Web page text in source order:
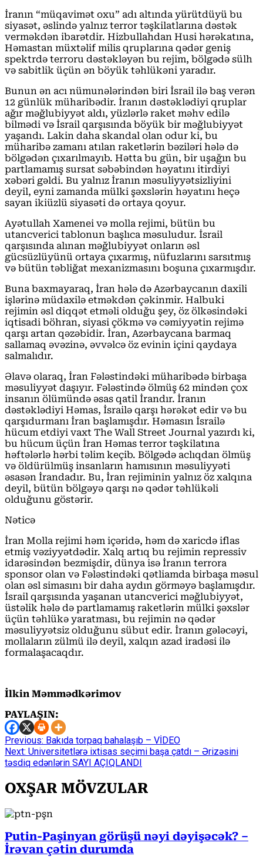
İranın “müqavimət oxu” adı altında yürüt­düyü bu
siyasət, əslində yalnız terror təşkilatlarına dəstək
verməkdən ibarətdir. Hizbullahdan Husi hərəkatına,
Həmastan müxtəlif milis qruplarına qədər geniş
spektrdə terroru dəstəkləyən bu rejim, bölgədə sülh
və sabitlik üçün ən böyük təhlükəni yaradır.
Bunun ən acı nümunələrindən biri İsrail ilə baş verən
12 günlük müharibədir. İranın dəstəklədiyi qruplar
ağır məğlubiyyət aldı, yüzlərlə raket məhv edilə
bilmədi və İsrail qarşısında böyük bir məğlubiyyət
yaşandı. Lakin daha skandal olan odur ki, bu
müharibə zamanı atılan raketlərin bəziləri hələ də
bölgədən çıxarılmayıb. Hətta bu gün, bir uşağın bu
partlamamış sursat səbəbindən həyatını itirdiyi
xəbəri gəldi. Bu yalnız İranın məsuliyyətsizliyini
deyil, eyni zamanda mülki şəxslərin həyatını heçə
sayan ikiüzlü siyasəti də ortaya qoyur.
Ayətullah Xamenei və molla rejimi, bütün bu
utancverici tablo­nun başlıca məsuludur. İsrail
qarşısında alınan məğlubiyyət onların əsl
gücsüzlüyünü ortaya çıxarmış, nüfuzlarını sarsıtmış
və bütün təbliğat mexanizmasını boşuna çıxarmışdır.
Buna baxmayaraq, İran hələ də Azərbaycanın daxili
işlərinə müdaxilə etməkdən çəkinmir. Halbuki
rejimin əsl diqqət etməli olduğu şey, öz ölkəsindəki
iqtisadi böhran, siyasi çökmə və cəmiyyətin rejimə
qarşı artan qəzəbidir. İran, Azərbaycana barmaq
sallamaq əvəzinə, əvvəlcə öz evinin içini qaydaya
salmalıdır.
Əlavə olaraq, İran Fələstindəki müharibədə birbaşa
məsuliyyət daşıyır. Fələstində ölmüş 62 mindən çox
insanın ölümündə əsas qatil İrandır. İranın
dəstəklədiyi Həmas, İsrailə qarşı hərəkət edir və bu
qarşıdurmanı İran başlamışdır. Həmasın İsrailə
hücum etdiyi vaxt The Wall Street Journal yazırdı ki,
bu hücum üçün İran Həmas terror təşkilatına
həftələrlə hərbi təlim keçib. Bölgədə aclıqdan ölmüş
və öldürülmüş insanların hamısının məsuliyyəti
əsasən İrandadır. Bu, İran rejiminin yalnız öz xalqına
deyil, bütün bölgəyə qarşı nə qədər təhlükəli
olduğunu göstərir.
Nəticə
İran Molla rejimi həm içəridə, həm də xaricdə iflas
etmiş vəziyyətdədir. Xalq artıq bu rejimin repressiv
idarəsindən bezmişdir, dünya isə İranın terrora
sponsor olan və Fələstindəki qətliamda birbaşa məsul
olan əsl simasını bir daha aydın görməyə başlamışdır.
İsrail qarşısında yaşanan utancverici məğlubiyyət,
üstəlik hələ də partlamamış raketlərin mülki şəxslər
üçün təhlükə yaratması, bu rejimin nə qədər
məsuliyyətsiz olduğunu sübut edir. İranın gələcəyi,
mollaların zülmü ilə deyil, xalqın azad iradəsi ilə
formalaşacaqdır.
İlkin Məmmədkərimov
PAYLAŞIN:
Continue
Reading
Previous: Bakıda torpaq bahalaşıb – VİDEO
Next: Universitetlərə ixtisas seçimi başa çatdı – Ərizəsini
təsdiq edənlərin SAYI AÇIQLANDI
OXŞAR MÖVZULAR
Putin-Paşinyan görüşü nəyi dəyişəcək? –
İrəvan çətin durumda